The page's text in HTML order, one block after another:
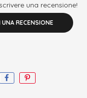
una recensione!
UNA RECENSIONE